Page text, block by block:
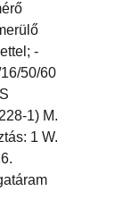
-
50/60
1) M.
1 W.